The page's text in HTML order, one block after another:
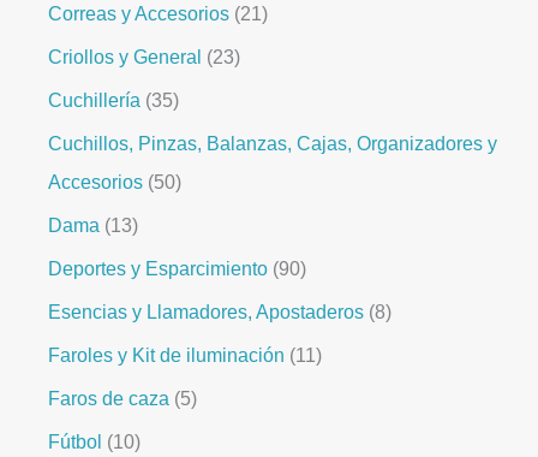
Correas y Accesorios 21
Criollos y General 23
Cuchillería 35
Cuchillos, Pinzas, Balanzas, Cajas, Organizadores y
Accesorios 50
Dama 13
Deportes y Esparcimiento 90
Esencias y Llamadores, Apostaderos 8
Faroles y Kit de iluminación 11
Faros de caza 5
Fútbol 10